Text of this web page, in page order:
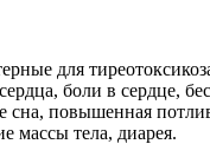
для
боли в сердце,
сна, повышенная
массы тела, диарея.